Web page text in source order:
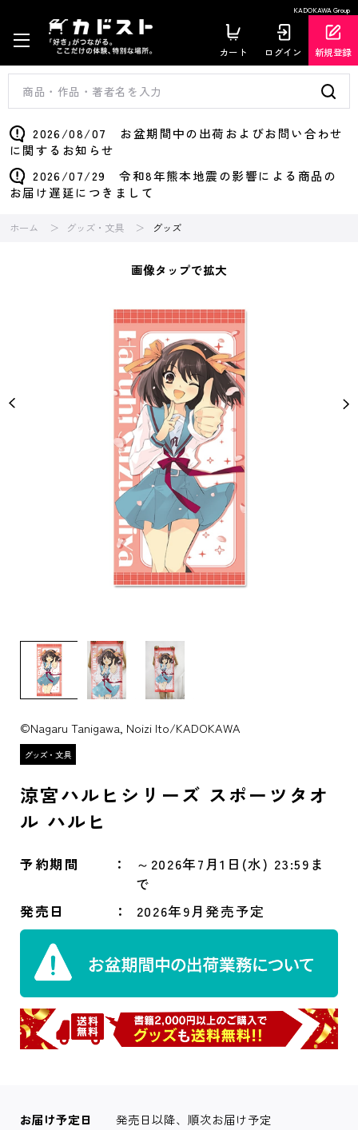
KADOKAWA Group
カート ログイン 新規登録
2026/08/07 お盆期間中の出荷およびお問い合わせ
に関するお知らせ
2026/07/29 令和8年熊本地震の影響による商品の
お届け遅延につきまして
ホーム グッズ・文具 グッズ
画像タップで拡大
©Nagaru Tanigawa, Noizi Ito/KADOKAWA
涼宮ハルヒシリーズ スポーツタオ
ル ハルヒ
予約期間
～2026年7月1日(水) 23:59ま
で
発売日
2026年9月発売予定
お届け予定日 発売日以降、順次お届け予定